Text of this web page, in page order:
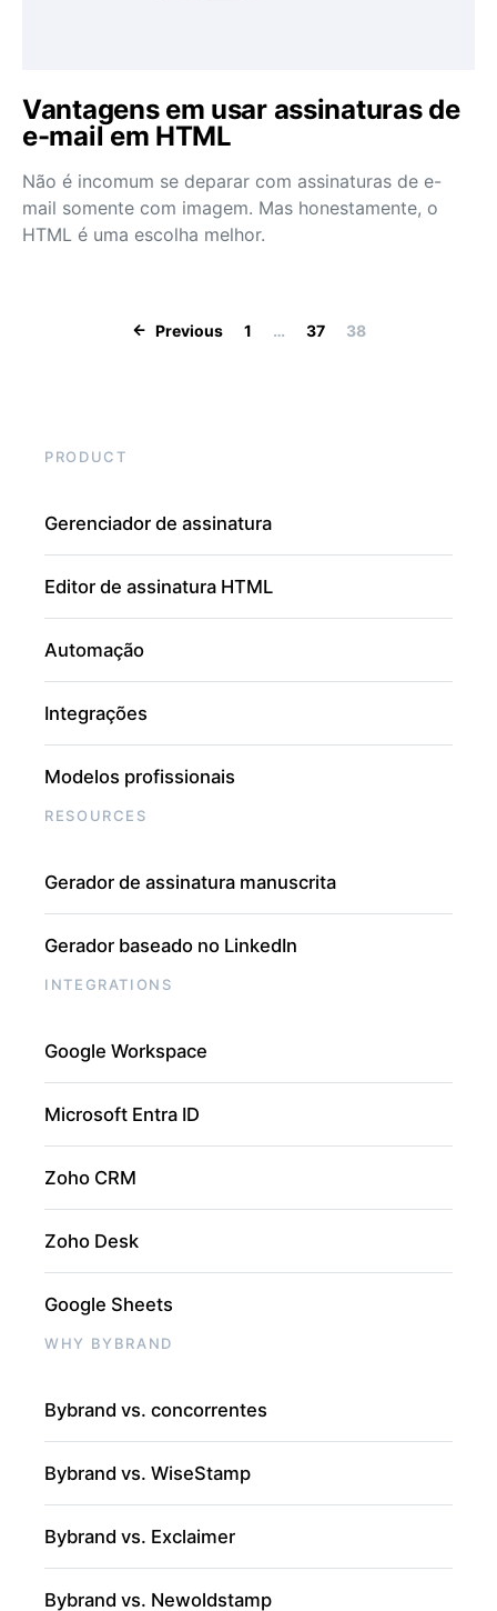
Vantagens em usar assinaturas de
e-mail em HTML
Não é incomum se deparar com assinaturas de e-
mail somente com imagem. Mas honestamente, o
HTML é uma escolha melhor.
Paginação de
Previous 1 … 37 38
PRODUCT
Gerenciador de assinatura
Editor de assinatura HTML
Automação
Integrações
Modelos profissionais
RESOURCES
Gerador de assinatura manuscrita
Gerador baseado no LinkedIn
INTEGRATIONS
Google Workspace
Microsoft Entra ID
Zoho CRM
Zoho Desk
Google Sheets
WHY BYBRAND
Bybrand vs. concorrentes
Bybrand vs. WiseStamp
Bybrand vs. Exclaimer
Bybrand vs. Newoldstamp